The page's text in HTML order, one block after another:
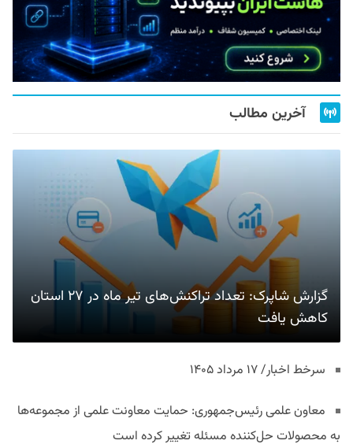
آخرین مطالب
گزارش شاپرک: تعداد تراکنش‌های تیر ماه در ۲۷ استان‌
کاهش یافت
سرخط اخبار/ ۱۷ مرداد ۱۴۰۵
معاون علمی رئیس‌جمهوری: حمایت معاونت علمی از مجموعه‌ها
به محصولات حل‌کننده مسئله تغییر کرده است